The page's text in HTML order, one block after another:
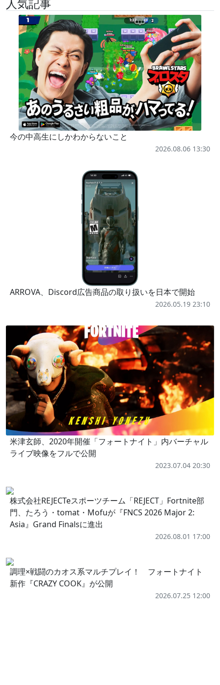
人気記事
今の中高生にしかわからないこと
2026.08.06 13:30
ARROVA、Discord広告商品の取り扱いを日本で開始
2026.05.19 23:10
米津玄師、2020年開催「フォートナイト」内バーチャル
ライブ映像をフルで公開
2023.07.04 20:30
株式会社REJECTeスポーツチーム「REJECT」Fortnite部
門、たろう・tomat・Mofuが『FNCS 2026 Major 2:
Asia』Grand Finalsに進出
2026.08.01 17:00
調理×戦闘のカオス系マルチプレイ！ フォートナイト
新作『CRAZY COOK』が公開
2026.07.25 12:00